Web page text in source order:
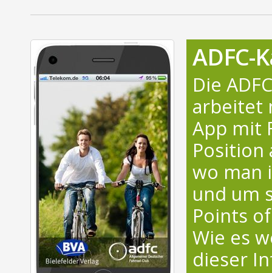
ADFC-
Die
arbeitet
App mit
Position
wo man
und um
Points
Wie es
dieser